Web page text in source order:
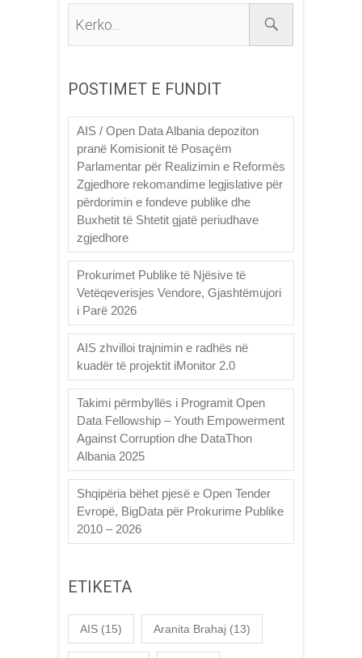
POSTIMET E FUNDIT
AIS / Open Data Albania depoziton
pranë Komisionit të Posaçëm
Parlamentar për Realizimin e Reformës
Zgjedhore rekomandime legjislative për
përdorimin e fondeve publike dhe
Buxhetit të Shtetit gjatë periudhave
zgjedhore
Prokurimet Publike të Njësive të
Vetëqeverisjes Vendore, Gjashtëmujori
i Parë 2026
AIS zhvilloi trajnimin e radhës në
kuadër të projektit iMonitor 2.0
Takimi përmbyllës i Programit Open
Data Fellowship – Youth Empowerment
Against Corruption dhe DataThon
Albania 2025
Shqipëria bëhet pjesë e Open Tender
Evropë, BigData për Prokurime Publike
2010 – 2026
ETIKETA
AIS (15) Aranita Brahaj (13)